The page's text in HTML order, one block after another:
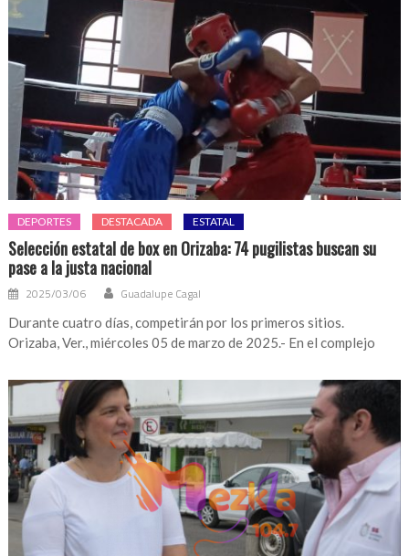
DEPORTES DESTACADA ESTATAL
Selección estatal de box en Orizaba: 74 pugilistas buscan su
pase a la justa nacional
2025/03/06 Guadalupe Cagal
Durante cuatro días, competirán por los primeros sitios.
Orizaba, Ver., miércoles 05 de marzo de 2025.- En el complejo